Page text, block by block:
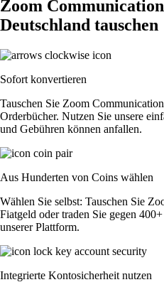
Zoom
Deutschland tauschen
Sofort konvertieren
Tauschen Sie Zoom
Orderbücher. Nutzen Sie unsere
und Gebühren können anfallen.
Aus Hunderten von Coins wählen
Wählen Sie selbst: Tauschen Sie
Fiatgeld oder traden Sie gegen
unserer Plattform.
Integrierte Kontosicherheit nutzen